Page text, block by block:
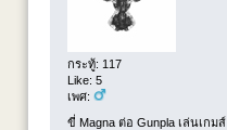
กระทู้: 117
Like: 5
เพศ:
ขี่ Magna ต่อ Gunpla เล่นเกมส์